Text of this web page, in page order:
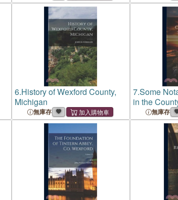
6.History of Wexford County,
Michigan
無庫存
7.Some
in the
無庫存